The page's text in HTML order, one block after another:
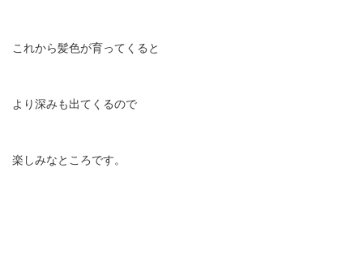
これから髪色が育ってくると
より深みも出てくるので
楽しみなところです。